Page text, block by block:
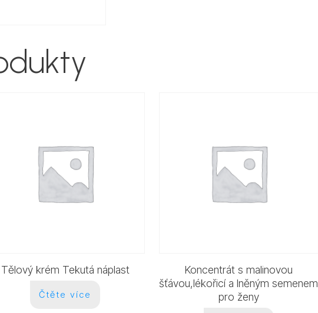
Tělový krém Tekutá náplast
Čtěte více
Koncentrát s malinovou
šťávou,lékořicí a lněným semenem
pro ženy